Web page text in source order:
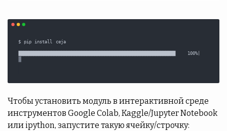
Чтобы установить модуль в интерактивной среде
инструментов Google Colab, Kaggle/Jupyter Notebook
или ipython, запустите такую ячейку/строчку: